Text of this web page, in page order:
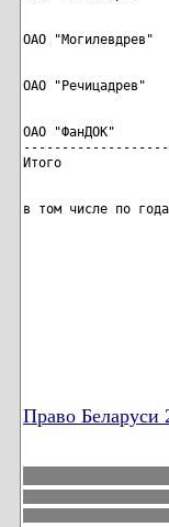
ОАО "ФанДОК"
Право Беларуси